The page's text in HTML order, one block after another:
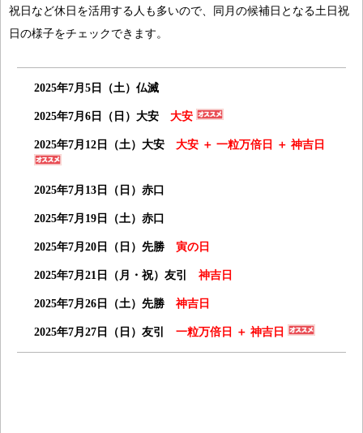
祝日など休日を活用する人も多いので、同月の候補日となる土日祝
日の様子をチェックできます。
2025年7月5日（土）仏滅
2025年7月6日（日）大安 大安
2025年7月12日（土）大安 大安 ＋ 一粒万倍日 ＋ 神吉日
2025年7月13日（日）赤口
2025年7月19日（土）赤口
2025年7月20日（日）先勝 寅の日
2025年7月21日（月・祝）友引 神吉日
2025年7月26日（土）先勝 神吉日
2025年7月27日（日）友引 一粒万倍日 ＋ 神吉日